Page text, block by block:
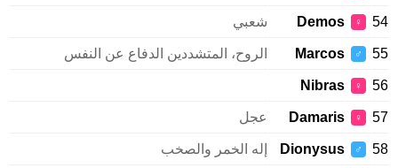
♀
Demos شعبي
♂
Marcos الروح، المتشددين الدفاع عن النفس
♀
Nibras
♀
Damaris عجل
♂
Dionysus إله الخمر والصخب